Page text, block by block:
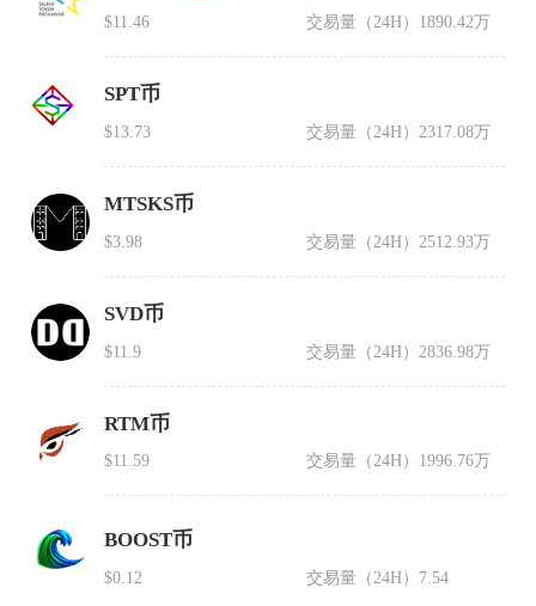
$11.46 交易量（24H） 1890.42万
SPT币
$13.73 交易量（24H） 2317.08万
MTSKS币
$3.98 交易量（24H） 2512.93万
SVD币
$11.9 交易量（24H） 2836.98万
RTM币
$11.59 交易量（24H） 1996.76万
BOOST币
$0.12 交易量（24H） 7.54